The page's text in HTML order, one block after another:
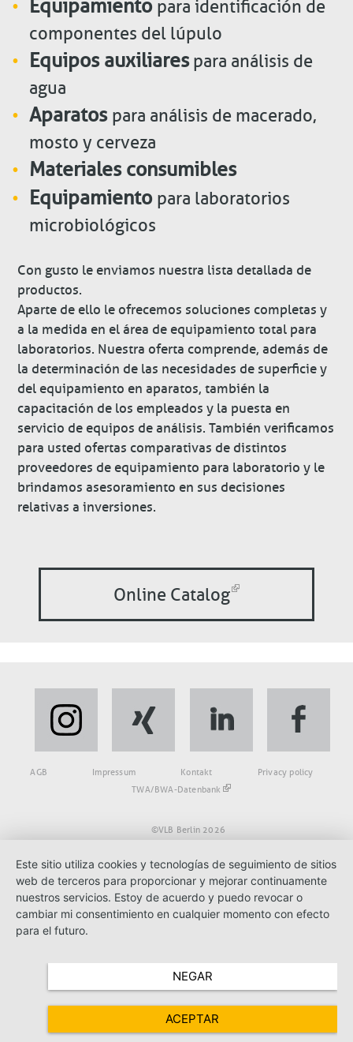
Equipamiento para identificación de
componentes del lúpulo
Equipos auxiliarespara análisis de
agua
Aparatos para análisis de macerado,
mosto y cerveza
Materiales consumibles
Equipamiento para laboratorios
microbiológicos
Con gusto le enviamos nuestra lista detallada de
productos.
Aparte de ello le ofrecemos soluciones completas y
a la medida en el área de equipamiento total para
laboratorios. Nuestra oferta comprende, además de
la determinación de las necesidades de superficie y
del equipamiento en aparatos, también la
capacitación de los empleados y la puesta en
servicio de equipos de análisis. También verificamos
para usted ofertas comparativas de distintos
proveedores de equipamiento para laboratorio y le
brindamos asesoramiento en sus decisiones
relativas a inversiones.
Online Catalog
©VLB Berlin 2026
Fußbereich
AGB Impressum Kontakt
Privacy policy
TWA/BWA-Datenbank
Este sitio utiliza cookies y tecnologías de seguimiento de sitios
web de terceros para proporcionar y mejorar continuamente
nuestros servicios. Estoy de acuerdo y puedo revocar o
cambiar mi consentimiento en cualquier momento con efecto
para el futuro.
NEGAR
ACEPTAR